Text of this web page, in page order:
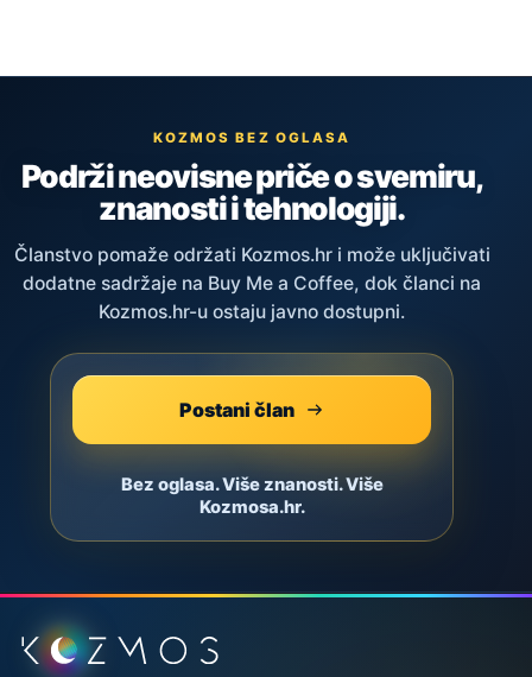
KOZMOS BEZ OGLASA
Podrži neovisne priče o svemiru,
znanosti i tehnologiji.
Članstvo pomaže održati Kozmos.hr i može uključivati
dodatne sadržaje na Buy Me a Coffee, dok članci na
Kozmos.hr-u ostaju javno dostupni.
Postani član
Bez oglasa. Više znanosti. Više
Kozmosa.hr.
Podnožje stranice